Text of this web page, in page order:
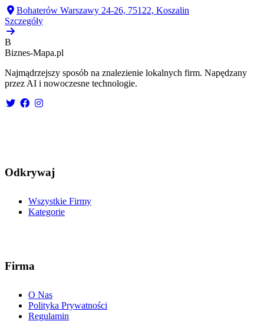
Bohaterów Warszawy 24-26, 75122, Koszalin
Szczegóły
B
Biznes-Mapa.pl
Najmądrzejszy sposób na znalezienie lokalnych firm. Napędzany
przez AI i nowoczesne technologie.
Odkrywaj
Wszystkie Firmy
Kategorie
Firma
O Nas
Polityka Prywatności
Regulamin